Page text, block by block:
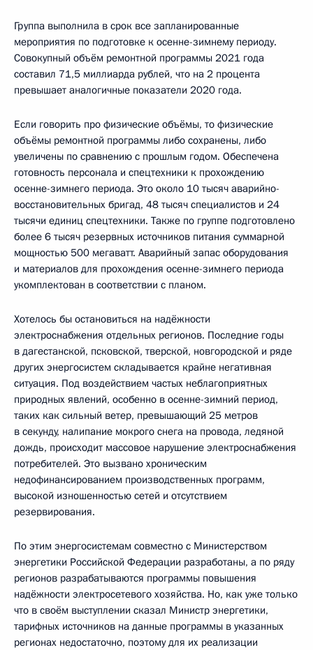
Группа выполнила в срок все запланированные
мероприятия по подготовке к осенне-зимнему периоду.
Совокупный объём ремонтной программы 2021 года
составил 71,5 миллиарда рублей, что на 2 процента
превышает аналогичные показатели 2020 года.
Если говорить про физические объёмы, то физические
объёмы ремонтной программы либо сохранены, либо
увеличены по сравнению с прошлым годом. Обеспечена
готовность персонала и спецтехники к прохождению
осенне-зимнего периода. Это около 10 тысяч аварийно-
восстановительных бригад, 48 тысяч специалистов и 24
тысячи единиц спецтехники. Также по группе подготовлено
более 6 тысяч резервных источников питания суммарной
мощностью 500 мегаватт. Аварийный запас оборудования
и материалов для прохождения осенне-зимнего периода
укомплектован в соответствии с планом.
Хотелось бы остановиться на надёжности
электроснабжения отдельных регионов. Последние годы
в дагестанской, псковской, тверской, новгородской и ряде
других энергосистем складывается крайне негативная
ситуация. Под воздействием частых неблагоприятных
природных явлений, особенно в осенне-зимний период,
таких как сильный ветер, превышающий 25 метров
в секунду, налипание мокрого снега на провода, ледяной
дождь, происходит массовое нарушение электроснабжения
потребителей. Это вызвано хроническим
недофинансированием производственных программ,
высокой изношенностью сетей и отсутствием
резервирования.
По этим энергосистемам совместно с Министерством
энергетики Российской Федерации разработаны, а по ряду
регионов разрабатываются программы повышения
надёжности электросетевого хозяйства. Но, как уже только
что в своём выступлении сказал Министр энергетики,
тарифных источников на данные программы в указанных
регионах недостаточно, поэтому для их реализации